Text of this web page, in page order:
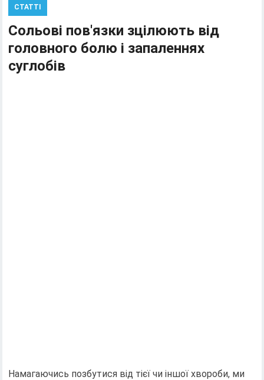
СТАТТІ
Сольові пов'язки зцілюють від
головного болю і запаленнях
суглобів
Намагаючись позбутися від тієї чи іншої хвороби, ми